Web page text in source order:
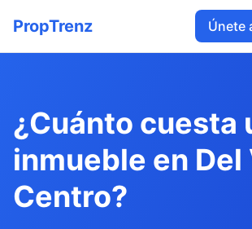
PropTrenz Únete
¿Cuánto cuesta
inmueble en Del
Centro?